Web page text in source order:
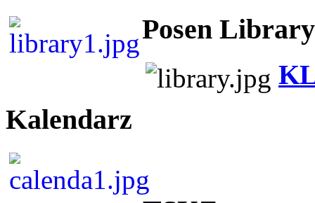
Posen Library
Kalendarz